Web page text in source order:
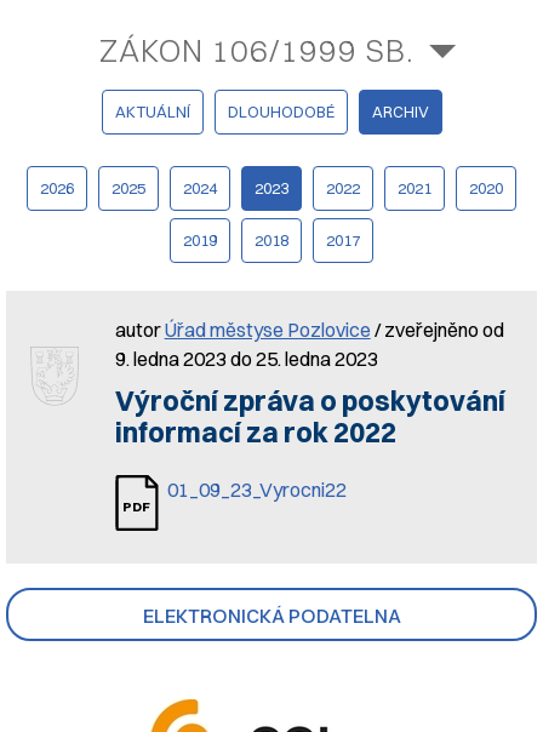
ELEKTRONICKÁ PODATELNA
ZÁKON 106/1999 SB.
AKTUÁLNÍ DLOUHODOBÉ ARCHIV
2026 2025 2024 2023 2022 2021 2020
2019 2018 2017
autorÚřad městyse Pozlovice / zveřejněno od
9. ledna 2023 do 25. ledna 2023
Výroční zpráva o poskytování
informací za rok 2022
01_09_23_Vyrocni22